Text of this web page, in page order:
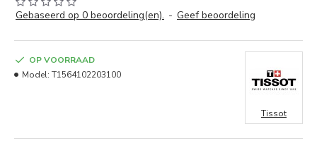
Gebaseerd op 0 beoordeling(en). - Geef beoordeling
OP VOORRAAD
Model: T1564102203100
Tissot